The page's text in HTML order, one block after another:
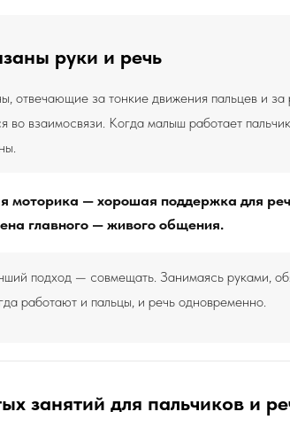
руки и речь
отвечающие за тонкие движения пальцев и
во взаимосвязи. Когда малыш работает
моторика — хорошая поддержка для
главного — живого общения.
подход — совмещать. Занимаясь руками,
работают и пальцы, и речь одновременно.
занятий для пальчиков и